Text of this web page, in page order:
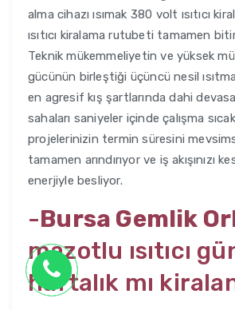
alma cihazı ısımak 380 volt ısıtıcı
ısıtıcı kiralama rutubeti tamamen
Teknik mükemmeliyetin ve yüksek
gücünün birleştiği üçüncü nesil
en agresif kış şartlarında dahi
sahaları saniyeler içinde çalışma
projelerinizin termin süresini
tamamen arındırıyor ve iş akışınızı
enerjiyle besliyor.
-Bursa Gemlik
mazotlu ısıtıcı
haftalık mı